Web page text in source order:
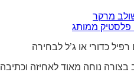
כדורי או ג’ל לבחירה
בצורה נוחה מאוד לאחיזה וכתיבה